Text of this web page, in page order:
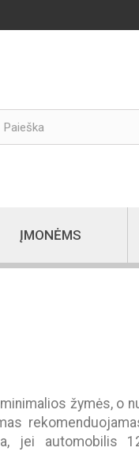
ĮMONĖMS
žymės, o
jei automobilis